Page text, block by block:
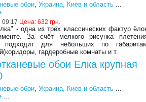
обои,Украина, Киев и область ...
...
09:17 Цена:632 грн.
- одна из трёх классических фактур
За счёт мелкого рисунка
подходит для небольших по
гардеробные комнаты и т.
обои Елка крупная
обои,Украина, Киев и область ...
...